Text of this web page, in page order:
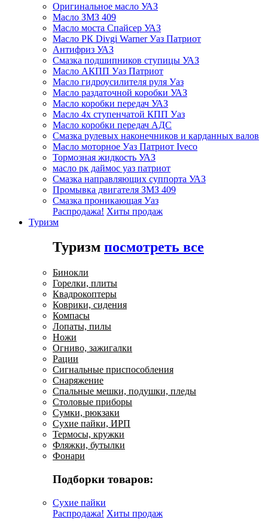
Оригинальное масло УАЗ
Масло ЗМЗ 409
Масло моста Спайсер УАЗ
Масло РК Divgi Warner Уаз Патриот
Антифриз УАЗ
Смазка подшипников ступицы УАЗ
Масло АКПП Уаз Патриот
Масло гидроусилителя руля Уаз
Масло раздаточной коробки УАЗ
Масло коробки передач УАЗ
Масло 4х ступенчатой КПП Уаз
Масло коробки передач АДС
Смазка рулевых наконечников и карданных валов
Масло моторное Уаз Патриот Iveco
Тормозная жидкость УАЗ
масло рк даймос уаз патриот
Смазка направляющих суппорта УАЗ
Промывка двигателя ЗМЗ 409
Смазка проникающая Уаз
Распродажа! Хиты продаж
Туризм
Туризм посмотреть все
Бинокли
Горелки, плиты
Квадрокоптеры
Коврики, сидения
Компасы
Лопаты, пилы
Ножи
Огниво, зажигалки
Рации
Сигнальные приспособления
Снаряжение
Спальные мешки, подушки, пледы
Столовые приборы
Сумки, рюкзаки
Сухие пайки, ИРП
Термосы, кружки
Фляжки, бутылки
Фонари
Подборки товаров:
Сухие пайки
Распродажа! Хиты продаж